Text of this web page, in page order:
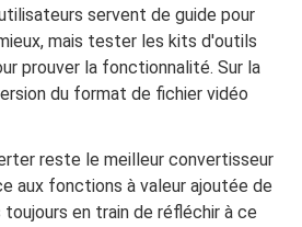
servent de guide pour
mais tester les kits d'outils
prouver la fonctionnalité. Sur la
du format de fichier vidéo
reste le meilleur convertisseur
aux fonctions à valeur ajoutée de
en train de réfléchir à ce